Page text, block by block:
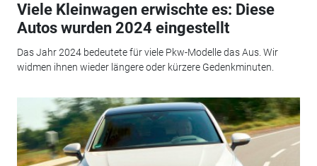
Viele Kleinwagen erwischte es: Diese
Autos wurden 2024 eingestellt
Das Jahr 2024 bedeutete für viele Pkw-Modelle das Aus. Wir
widmen ihnen wieder längere oder kürzere Gedenkminuten.